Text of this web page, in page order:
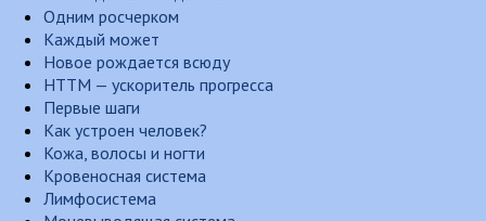
Одним росчерком
Каждый может
Новое рождается всюду
НТТМ — ускоритель прогресса
Первые шаги
Как устроен человек?
Кожа, волосы и ногти
Кровеносная система
Лимфосистема